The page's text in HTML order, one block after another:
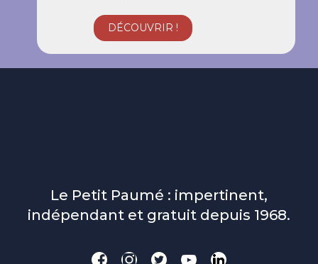
Le Petit Paumé : impertinent,
indépendant et gratuit depuis 1968.